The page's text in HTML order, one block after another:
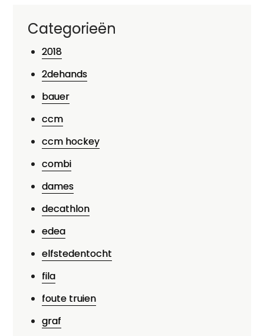
Categorieën
2018
2dehands
bauer
ccm
ccm hockey
combi
dames
decathlon
edea
elfstedentocht
fila
foute truien
graf